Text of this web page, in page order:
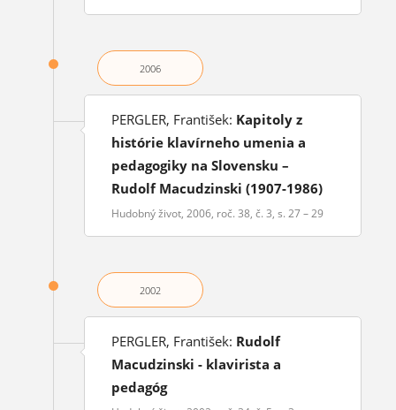
2006
PERGLER, František: Kapitoly z
histórie klavírneho umenia a
pedagogiky na Slovensku –
Rudolf Macudzinski (1907-1986)
Hudobný život, 2006, roč. 38, č. 3, s. 27 – 29
2002
PERGLER, František: Rudolf
Macudzinski - klavirista a
pedagóg